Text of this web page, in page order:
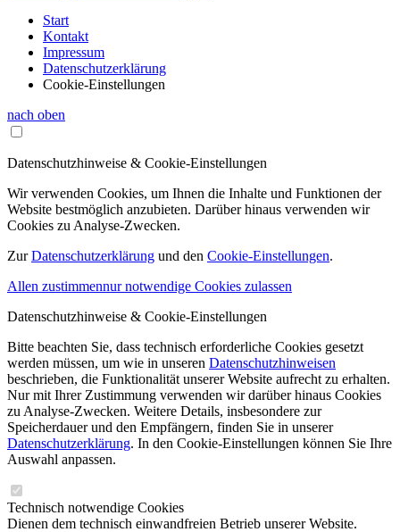
Start
Kontakt
Impressum
Datenschutzerklärung
Cookie-Einstellungen
nach oben
Datenschutzhinweise & Cookie-Einstellungen
Wir verwenden Cookies, um Ihnen die Inhalte und Funktionen der
Website bestmöglich anzubieten. Darüber hinaus verwenden wir
Cookies zu Analyse-Zwecken.
ZurDatenschutzerklärung und den Cookie-Einstellungen.
Allen zustimmennur notwendige Cookies zulassen
Datenschutzhinweise & Cookie-Einstellungen
Bitte beachten Sie, dass technisch erforderliche Cookies gesetzt
werden müssen, um wie in unseren Datenschutzhinweisen
beschrieben, die Funktionalität unserer Website aufrecht zu erhalten.
Nur mit Ihrer Zustimmung verwenden wir darüber hinaus Cookies
zu Analyse-Zwecken. Weitere Details, insbesondere zur
Speicherdauer und den Empfängern, finden Sie in unserer
Datenschutzerklärung. In den Cookie-Einstellungen können Sie Ihre
Auswahl anpassen.
Technisch notwendige Cookies
Dienen dem technisch einwandfreien Betrieb unserer Website.